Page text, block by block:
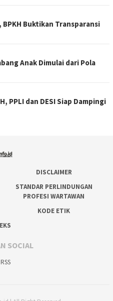
BPKH Buktikan Transparansi
Anak Dimulai dari Pola
PPLI dan DESI Siap Dampingi
DISCLAIMER
STANDAR PERLINDUNGAN
PROFESI WARTAWAN
KODE ETIK
SOCIAL
RSS